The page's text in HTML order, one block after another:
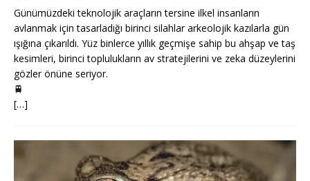
Günümüzdeki teknolojik araçların tersine ilkel insanların
avlanmak için tasarladığı birinci silahlar arkeolojik kazılarla gün
ışığına çıkarıldı. Yüz binlerce yıllık geçmişe sahip bu ahşap ve taş
kesimleri, birinci toplulukların av stratejilerini ve zeka düzeylerini
gözler önüne seriyor.
🚆
[…]